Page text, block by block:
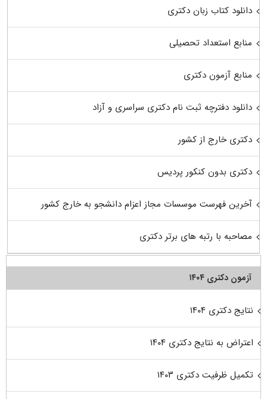
دانلود کتاب زبان دکتری
منابع استعداد تحصیلی
منابع آزمون دکتری
دانلود دفترچه ثبت نام دکتری سراسری و آزاد
دکتری خارج از کشور
دکتری بدون کنکور پردیس
آخرین فهرست موسسات مجاز اعزام دانشجو به خارج کشور
مصاحبه با رتبه های برتر دکتری
آزمون دکتری ۱۴۰۴
نتایج دکتری ۱۴۰۴
اعتراض به نتایج دکتری ۱۴۰۴
تکمیل ظرفیت دکتری ۱۴۰۳